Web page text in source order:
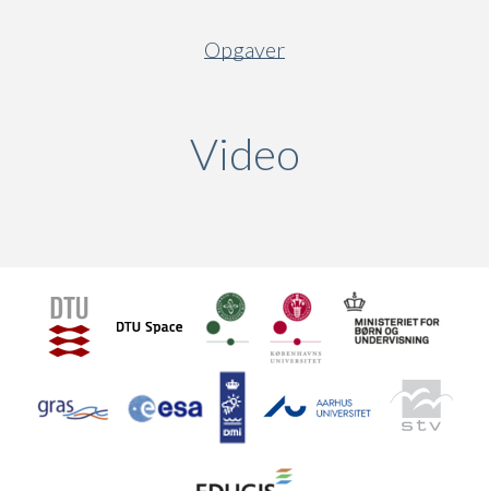
Opgaver
Video